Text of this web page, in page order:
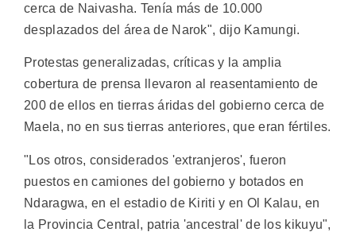
cerca de Naivasha. Tenía más de 10.000
desplazados del área de Narok", dijo Kamungi.
Protestas generalizadas, críticas y la amplia
cobertura de prensa llevaron al reasentamiento de
200 de ellos en tierras áridas del gobierno cerca de
Maela, no en sus tierras anteriores, que eran fértiles.
"Los otros, considerados 'extranjeros', fueron
puestos en camiones del gobierno y botados en
Ndaragwa, en el estadio de Kiriti y en Ol Kalau, en
la Provincia Central, patria 'ancestral' de los kikuyu",